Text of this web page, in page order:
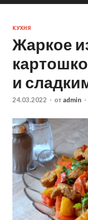
КУХНЯ
Жаркое
и
24.03.2022 - от admin -